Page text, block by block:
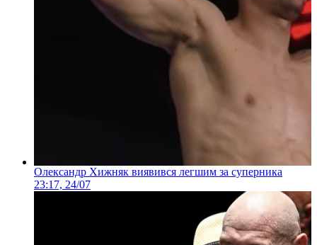
Олександр Хижняк виявився легшим за суперника
23:17, 24/07